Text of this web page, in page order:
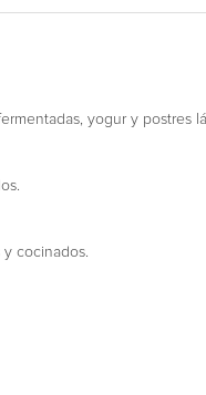
yogur y postres
y cocinados.